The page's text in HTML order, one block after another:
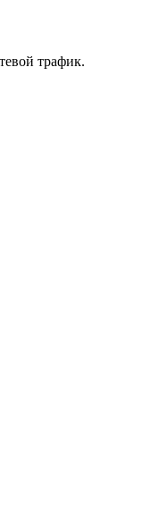
трафик.